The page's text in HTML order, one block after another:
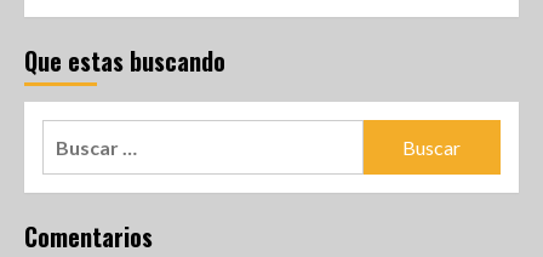
Que estas buscando
Comentarios